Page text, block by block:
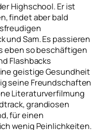
Highschool. Er ist
findet aber bald
Sam. Es passieren
eben so beschäftigen
Flashbacks
geistige Gesundheit
seine Freundschaften
Literaturverfilmung
grandiosen
für einen
wenig Peinlichkeiten.